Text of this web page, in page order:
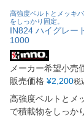
高強度ベルトとメッキ
をしっかり固定。
IN824 ハイグレー
1000
メーカー希望小売
販売価格 ¥2,200税
高強度ベルトとメ
で積載物をしっか